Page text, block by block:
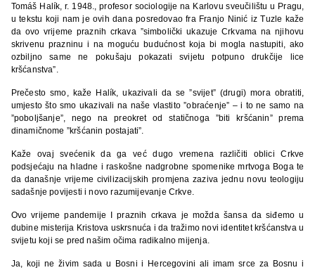
Tomáš Halík, r. 1948., profesor sociologije na Karlovu sveučilištu u Pragu,
u tekstu koji nam je ovih dana posredovao fra Franjo Ninić iz Tuzle kaže
da ovo vrijeme praznih crkava ”simbolički ukazuje Crkvama na njihovu
skrivenu prazninu i na moguću budućnost koja bi mogla nastupiti, ako
ozbiljno same ne pokušaju pokazati svijetu potpuno drukčije lice
kršćanstva”.
Prečesto smo, kaže Halík, ukazivali da se ”svijet” (drugi) mora obratiti,
umjesto što smo ukazivali na naše vlastito ”obraćenje” – i to ne samo na
”poboljšanje”, nego na preokret od statičnoga ”biti kršćanin” prema
dinamičnome ”kršćanin postajati”.
Kaže ovaj svećenik da ga već dugo vremena različiti oblici Crkve
podsjećaju na hladne i raskošne nadgrobne spomenike mrtvoga Boga te
da današnje vrijeme civilizacijskih promjena zaziva jednu novu teologiju
sadašnje povijesti i novo razumijevanje Crkve.
Ovo vrijeme pandemije I praznih crkava je možda šansa da siđemo u
dubine misterija Kristova uskrsnuća i da tražimo novi identitet kršćanstva u
svijetu koji se pred našim očima radikalno mijenja.
Ja, koji ne živim sada u Bosni i Hercegovini ali imam srce za Bosnu i